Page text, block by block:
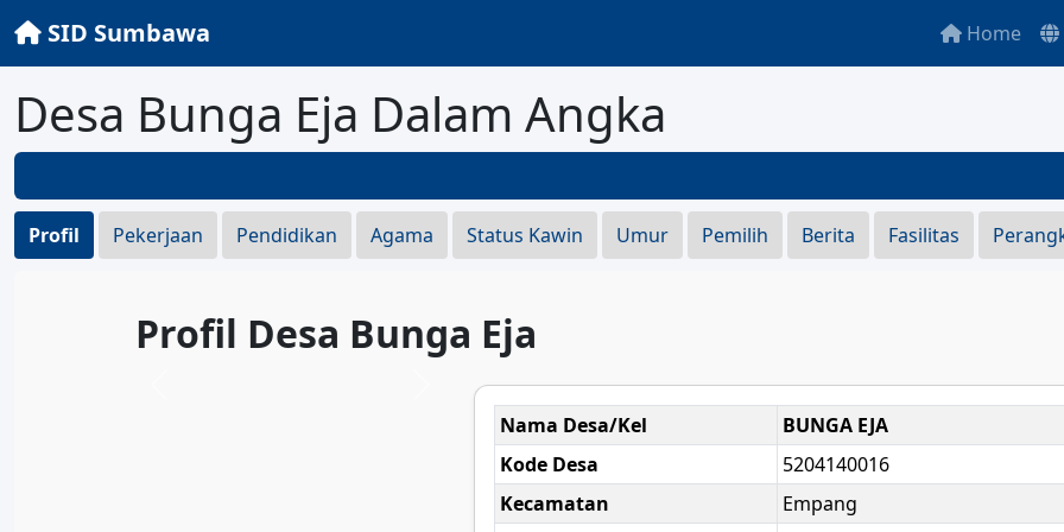
SID Sumbawa Home
Desa Bunga Eja Dalam Angka
Profil Pekerjaan Pendidikan Agama Status Kawin Umur Pemilih Berita Fasilitas
Profil Desa Bunga Eja
Nama Desa/Kel
BUNGA EJA
Kode Desa
5204140016
Kecamatan
Empang